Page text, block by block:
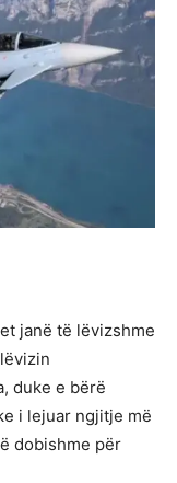
janë të lëvizshme
duke e bërë
i lejuar ngjitje më
dobishme për